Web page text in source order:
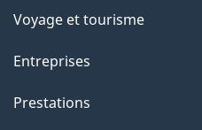
t
t
Voyage et tourisme
Entreprises
Prestations